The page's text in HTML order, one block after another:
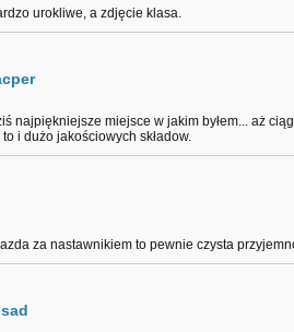
urokliwe, a zdjęcie klasa.
najpiękniejsze miejsce w jakim byłem... aż
i dużo jakościowych składow.
za nastawnikiem to pewnie czysta